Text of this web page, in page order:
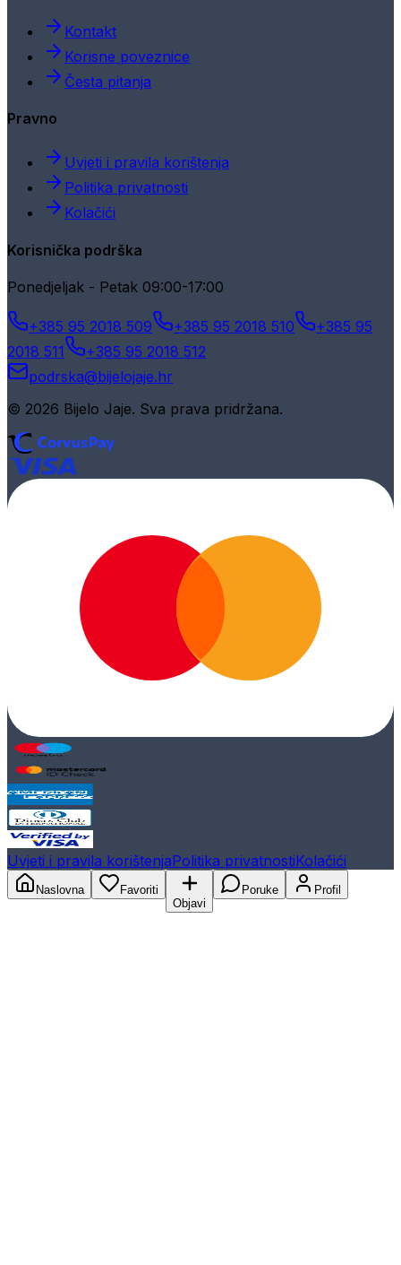
Kontakt
Korisne poveznice
Česta pitanja
Pravno
Uvjeti i pravila korištenja
Politika privatnosti
Kolačići
Korisnička podrška
Ponedjeljak - Petak 09:00-17:00
+385 95 2018 509 +385 95 2018 510
+385 95
2018 511
+385 95 2018 512
podrska@bijelojaje.hr
© 2026 Bijelo Jaje. Sva prava pridržana.
Uvjeti i pravila korištenjaPolitika privatnostiKolačići
Naslovna
Favoriti
Objavi
Poruke Profil